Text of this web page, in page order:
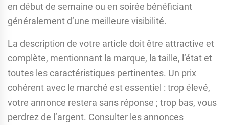
en début de semaine ou en soirée bénéficiant
généralement d’une meilleure visibilité.
La description de votre article doit être attractive et
complète, mentionnant la marque, la taille, l’état et
toutes les caractéristiques pertinentes. Un prix
cohérent avec le marché est essentiel : trop élevé,
votre annonce restera sans réponse ; trop bas, vous
perdrez de l’argent. Consulter les annonces